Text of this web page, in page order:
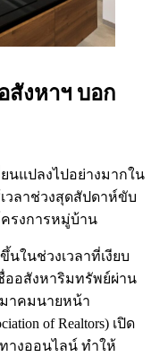
งหาฯ บอก
นแปลงไปอย่างมากใน
วลาช่วงสุดสัปดาห์ขับ
ครงการหมู่บ้าน
ในช่วงเวลาที่เงียบ
ออสังหาริมทรัพย์ผ่าน
าคมนายหน้า
of Realtors) เปิด
างออนไลน์ ทำให้